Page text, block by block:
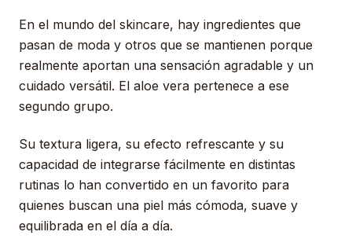
En el mundo del skincare, hay ingredientes que
pasan de moda y otros que se mantienen porque
realmente aportan una sensación agradable y un
cuidado versátil. El aloe vera pertenece a ese
segundo grupo.
Su textura ligera, su efecto refrescante y su
capacidad de integrarse fácilmente en distintas
rutinas lo han convertido en un favorito para
quienes buscan una piel más cómoda, suave y
equilibrada en el día a día.